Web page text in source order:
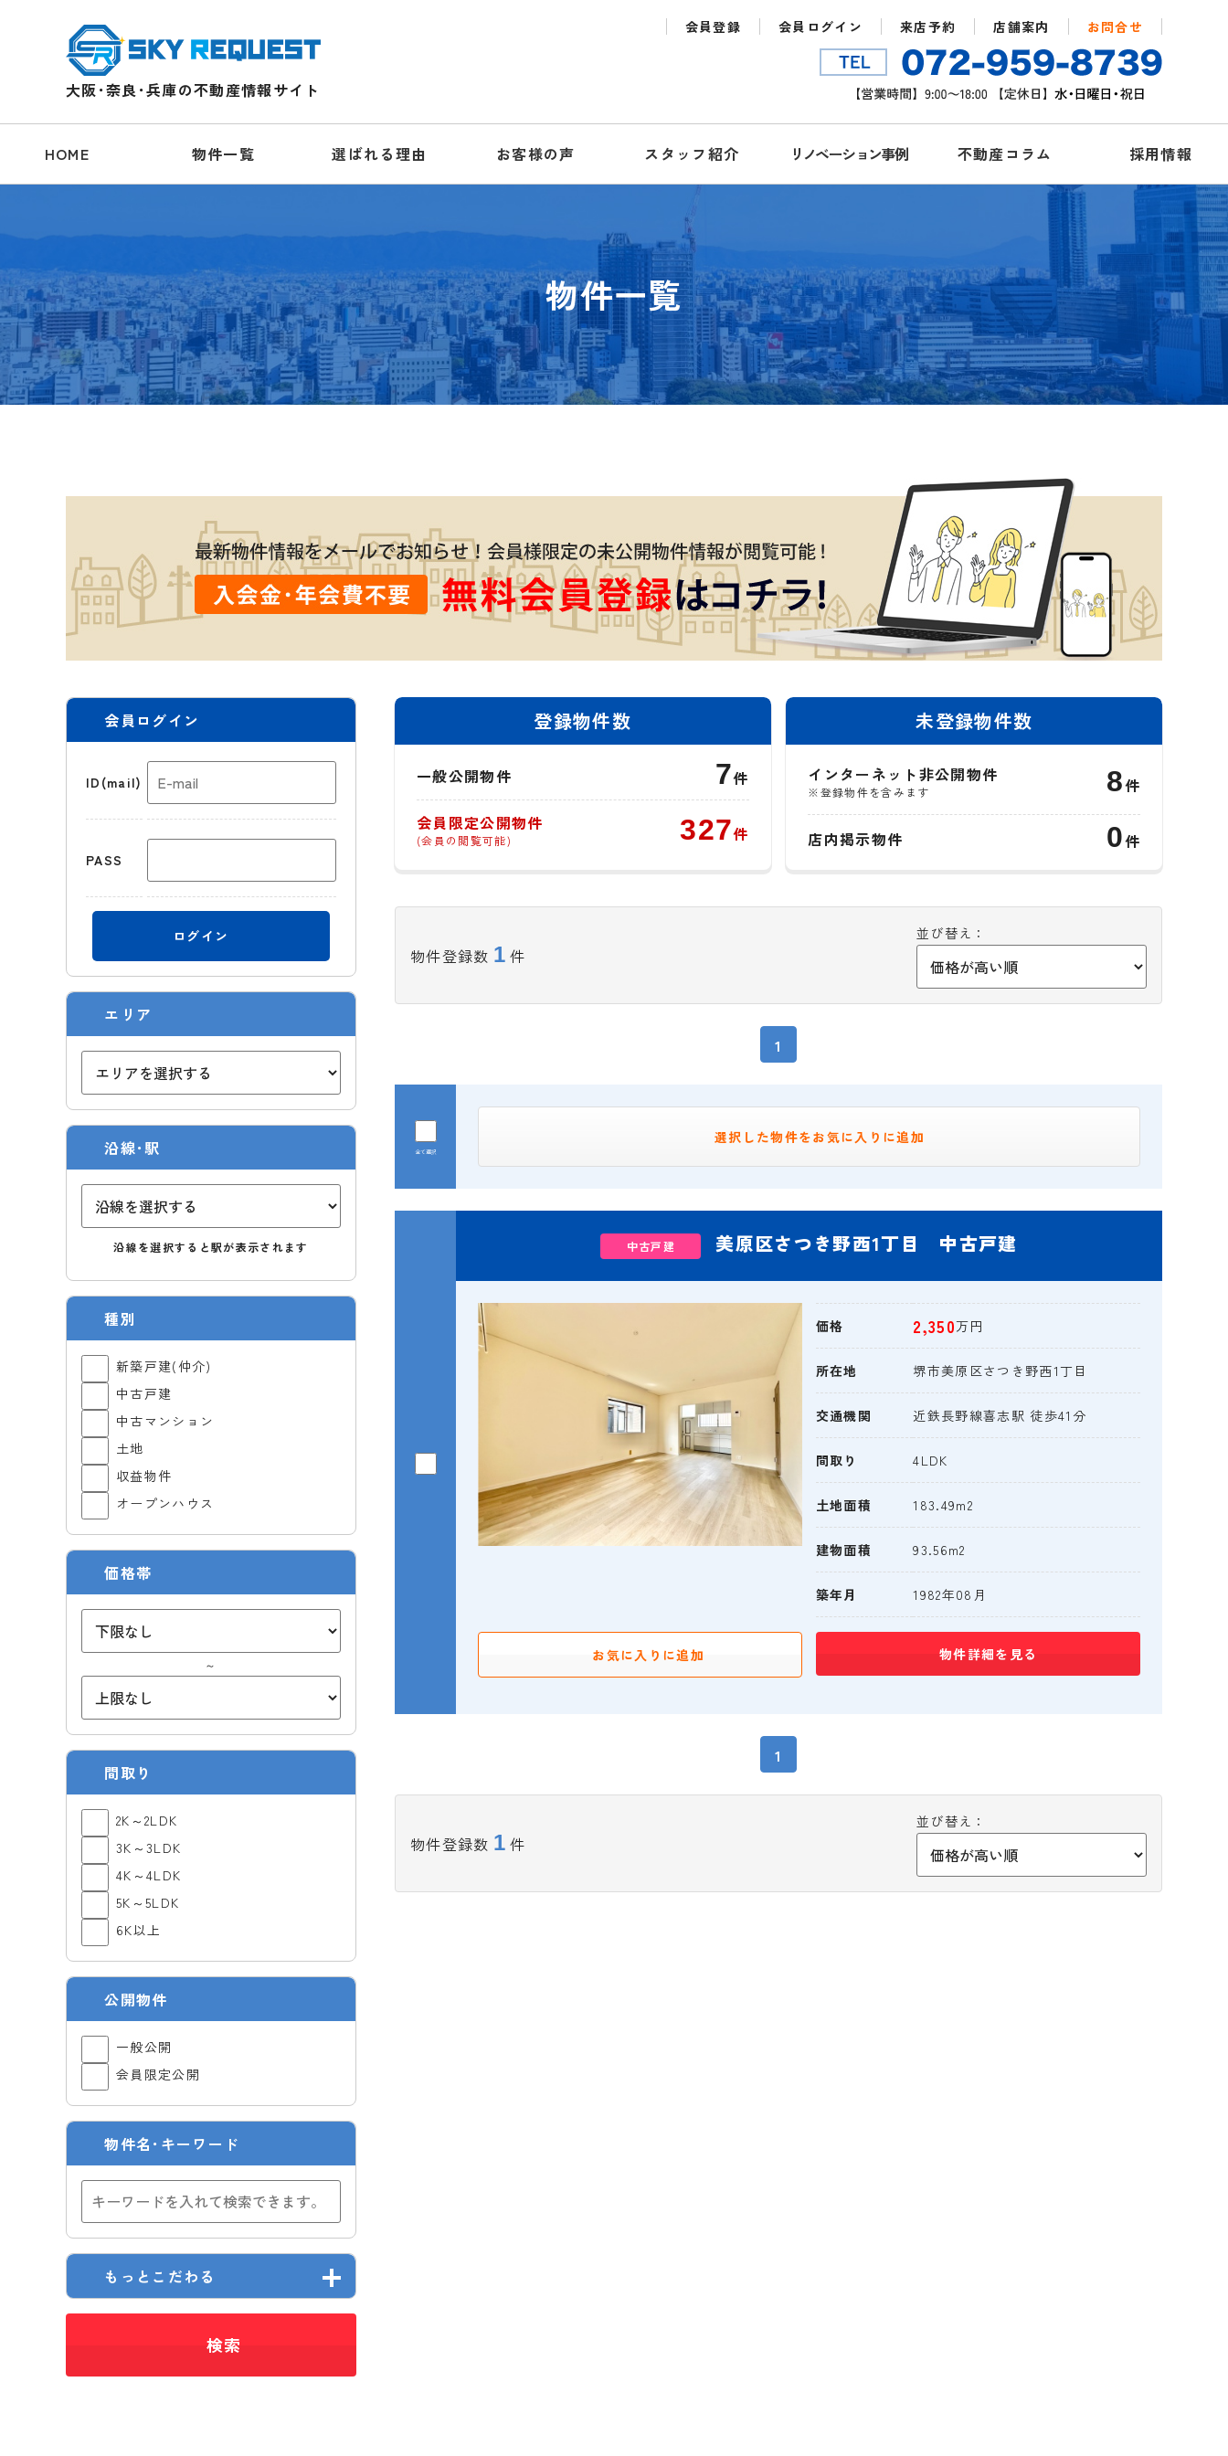
大阪･奈良･兵庫の不動産情報サイト
会員登録 会員ログイン 来店予約 店舗案内 お問合せ
HOME 物件一覧 選ばれる理由 お客様の声 スタッフ紹介 リノベーション事例 不動産コラム 採用情報
物件一覧
会員ログイン
ID(mail)
PASS
ログイン
エリア
沿線･駅
沿線を選択すると駅が表示されます
種別
新築戸建(仲介)
中古戸建
中古マンション
土地
収益物件
オープンハウス
価格帯
～
間取り
2K～2LDK
3K～3LDK
4K～4LDK
5K～5LDK
6K以上
公開物件
一般公開
会員限定公開
物件名･キーワード
もっとこだわる
検索
登録物件数
一般公開物件 7件
会員限定公開物件
(会員の閲覧可能) 327件
未登録物件数
インターネット非公開物件
※登録物件を含みます 8件
店内掲示物件 0件
物件登録数 1 件
並び替え：
1
全て選択
選択した物件をお気に入りに追加
中古戸建 美原区さつき野西1丁目 中古戸建
価格 2,350万円
所在地 堺市美原区さつき野西1丁目
交通機関 近鉄長野線喜志駅 徒歩41分
間取り 4LDK
土地面積 183.49m2
建物面積 93.56m2
築年月 1982年08月
お気に入りに追加 物件詳細を見る
1
物件登録数 1 件
並び替え：